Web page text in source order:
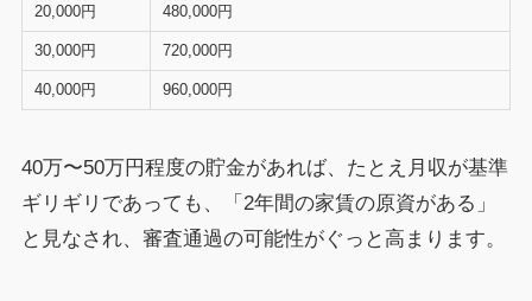
20,000円 480,000円
30,000円 720,000円
40,000円 960,000円
40万〜50万円程度の貯金があれば、たとえ月収が基準
ギリギリであっても、「2年間の家賃の原資がある」
と見なされ、審査通過の可能性がぐっと高まります。